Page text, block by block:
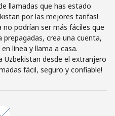
→
llamadas que has estado
por las mejores tarifas!
no podrían ser más fáciles que
crea una cuenta,
línea y llama a casa.
Uzbekistan desde el extranjero
fácil, seguro y confiable!